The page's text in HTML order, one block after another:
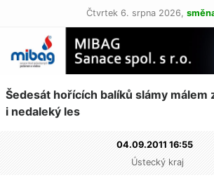
Čtvrtek 6. srpna 2026,
Šedesát hořících balíků slámy málem
i nedaleký les
04.09.2011 16:55
Ústecký kraj